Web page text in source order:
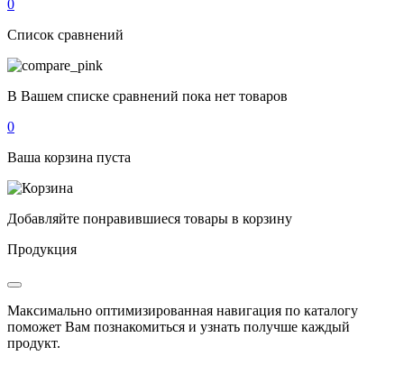
0
Список сравнений
В Вашем списке сравнений пока нет товаров
0
Ваша корзина пуста
Добавляйте понравившиеся товары в корзину
Продукция
Максимально оптимизированная навигация по каталогу
поможет Вам познакомиться и узнать получше каждый
продукт.